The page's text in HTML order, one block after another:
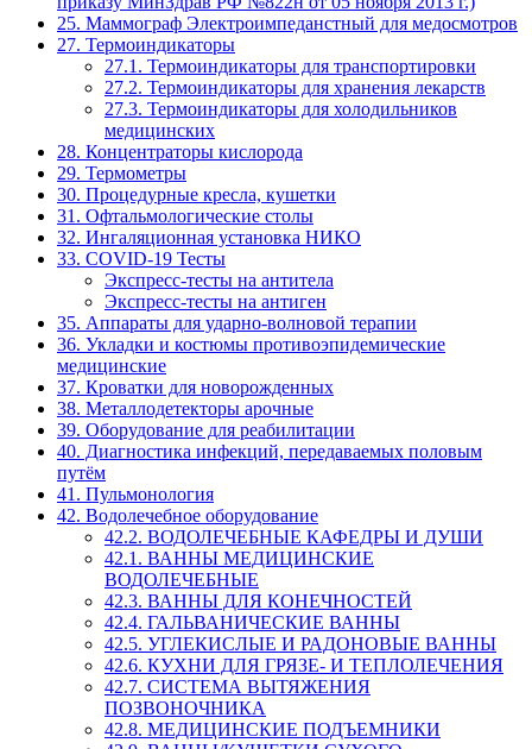
25. Маммограф Электроимпеданстный для медосмотров
27. Термоиндикаторы
27.1. Термоиндикаторы для транспортировки
27.2. Термоиндикаторы для хранения лекарств
27.3. Термоиндикаторы для холодильников
медицинских
28. Концентраторы кислорода
29. Термометры
30. Процедурные кресла, кушетки
31. Офтальмологические столы
32. Ингаляционная установка НИКО
33. COVID-19 Тесты
Экспресс-тесты на антитела
Экспресс-тесты на антиген
35. Аппараты для ударно-волновой терапии
36. Укладки и костюмы противоэпидемические
медицинские
37. Кроватки для новорожденных
38. Металлодетекторы арочные
39. Оборудование для реабилитации
40. Диагностика инфекций, передаваемых половым
путём
41. Пульмонология
42. Водолечебное оборудование
42.2. ВОДОЛЕЧЕБНЫЕ КАФЕДРЫ И ДУШИ
42.1. ВАННЫ МЕДИЦИНСКИЕ
ВОДОЛЕЧЕБНЫЕ
42.3. ВАННЫ ДЛЯ КОНЕЧНОСТЕЙ
42.4. ГАЛЬВАНИЧЕСКИЕ ВАННЫ
42.5. УГЛЕКИСЛЫЕ И РАДОНОВЫЕ ВАННЫ
42.6. КУХНИ ДЛЯ ГРЯЗЕ- И ТЕПЛОЛЕЧЕНИЯ
42.7. СИСТЕМА ВЫТЯЖЕНИЯ
ПОЗВОНОЧНИКА
42.8. МЕДИЦИНСКИЕ ПОДЪЕМНИКИ